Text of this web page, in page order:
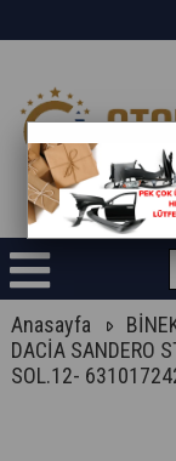
Anasayfa
DACİA SANDERO
SOL.12-